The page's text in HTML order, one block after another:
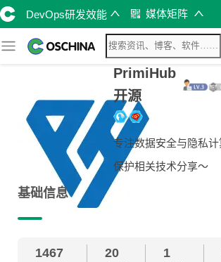
DevOps研发效能 媒体矩阵
PrimiHub
开源
专注数据安全与隐私计
保护相关技术分享～
基础信息
1467 20 1